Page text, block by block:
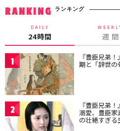
RANKING ランキング
DAILY
24時間 週 間
1 『豊臣兄弟
期と「辞世
2 『豊臣兄弟
溺愛、豊臣家
の壮絶すぎる